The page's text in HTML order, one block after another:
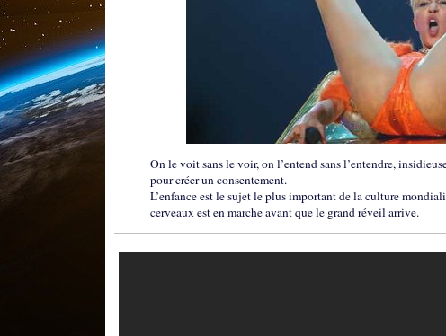
On le voit sans le voir, on l’entend sans l’entendre,
pour créer un consentement.
L’enfance est le sujet le plus important de la culture
cerveaux est en marche avant que le grand réveil arrive.